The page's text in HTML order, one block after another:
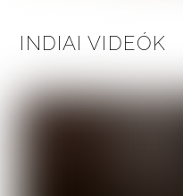
INDIAI VIDEÓK